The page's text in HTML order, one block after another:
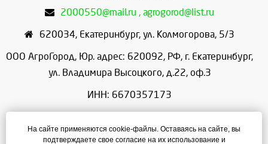
2000550@mail.ru , agrogorod@list.ru
620034, Екатеринбург, ул. Колмогорова, 5/3
ООО АгроГород, Юр. адрес: 620092, РФ, г. Екатеринбург,
ул. Владимира Высоцкого, д.22, оф.3
ИНН: 6670357173
ОГРН: 1156658086166
На сайте применяются cookie-файлы. Оставаясь на сайте, вы
подтверждаете свое согласие на их использование и